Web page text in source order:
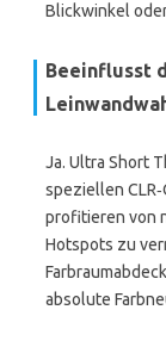
Blickwinkel
Beeinflusst
Ja. Ultra Short
speziellen
profitieren von
Hotspots zu
absolute